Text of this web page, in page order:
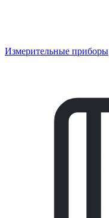
Измерительные приборы